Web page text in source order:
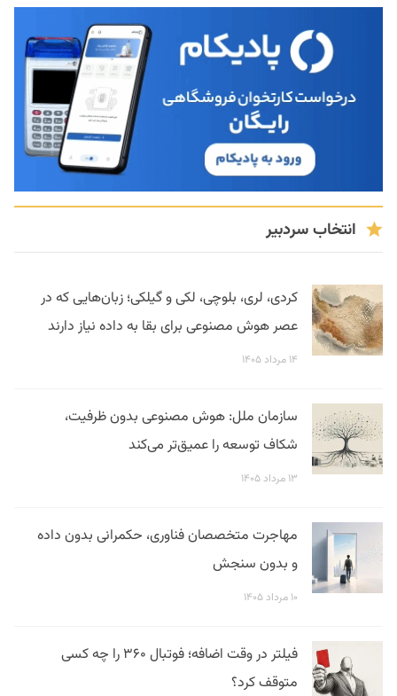
انتخاب سردبیر
کردی، لری، بلوچی، لکی و گیلکی؛ زبان‌هایی که در
عصر هوش مصنوعی برای بقا به داده نیاز دارند
۱۴ مرداد ۱۴۰۵
سازمان ملل: هوش مصنوعی بدون ظرفیت،
شکاف توسعه را عمیق‌تر می‌کند
۱۳ مرداد ۱۴۰۵
مهاجرت متخصصان فناوری، حکمرانی بدون داده
و بدون سنجش
۱۰ مرداد ۱۴۰۵
فیلتر در وقت اضافه؛ فوتبال ۳۶۰ را چه کسی
متوقف کرد؟